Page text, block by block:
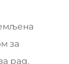
за
рад.